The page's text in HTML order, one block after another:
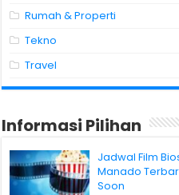
Rumah & Properti
Tekno
Travel
Informasi Pilihan
Jadwal Film
Manado
Soon